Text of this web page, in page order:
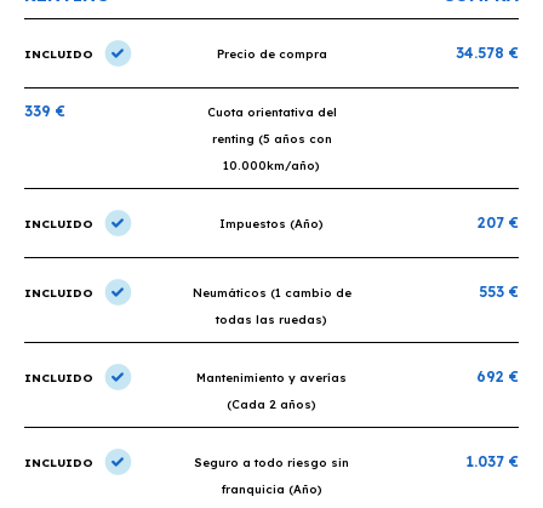
INCLUIDO Precio de compra 34.578 €
339 €
Cuota orientativa del
renting (5 años con
10.000km/año)
INCLUIDO Impuestos (Año) 207 €
INCLUIDO
Neumáticos (1 cambio de
todas las ruedas)
553 €
INCLUIDO
Mantenimiento y averías
(Cada 2 años)
692 €
INCLUIDO
Seguro a todo riesgo sin
franquicia (Año)
1.037 €